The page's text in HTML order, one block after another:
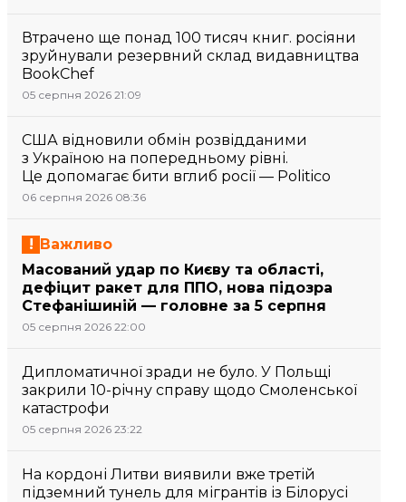
Втрачено ще понад 100 тисяч книг. росіяни
зруйнували резервний склад видавництва
BookChef
05 серпня 2026 21:09
США відновили обмін розвідданими
з Україною на попередньому рівні.
Це допомагає бити вглиб росії — Politico
06 серпня 2026 08:36
Важливо
Масований удар по Києву та області,
дефіцит ракет для ППО, нова підозра
Стефанішиній — головне за 5 серпня
05 серпня 2026 22:00
Дипломатичної зради не було. У Польщі
закрили 10-річну справу щодо Смоленської
катастрофи
05 серпня 2026 23:22
На кордоні Литви виявили вже третій
підземний тунель для мігрантів із Білорусі